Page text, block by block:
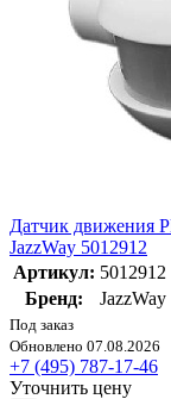
Датчик движения
JazzWay 5012912
Артикул: 5012912
Бренд:
JazzWay
Под заказ
Обновлено 07.08.2026
+7 (495) 787-17-46
Уточнить цену